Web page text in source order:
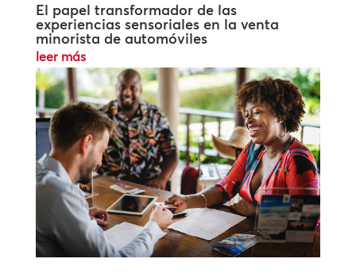
El papel transformador de las
experiencias sensoriales en la venta
minorista de automóviles
leer más